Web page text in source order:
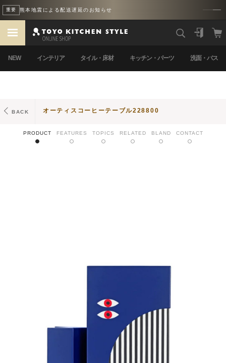
重要 熊本地震による配送遅延のお知らせ
NEW インテリア タイル・床材 キッチン・パーツ 洗面・バス
BACK オーティスコーヒーテーブル228800
PRODUCT FEATURES TOPICS RELATED BLAND CONTACT